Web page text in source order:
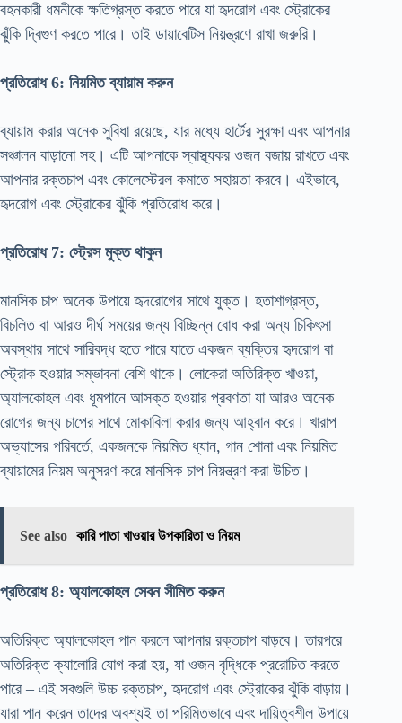
বহনকারী ধমনীকে ক্ষতিগ্রস্ত করতে পারে যা হৃদরোগ এবং স্ট্রোকের
ঝুঁকি দ্বিগুণ করতে পারে। তাই ডায়াবেটিস নিয়ন্ত্রণে রাখা জরুরি।
প্রতিরোধ 6: নিয়মিত ব্যায়াম করুন
ব্যায়াম করার অনেক সুবিধা রয়েছে, যার মধ্যে হার্টের সুরক্ষা এবং আপনার
সঞ্চালন বাড়ানো সহ। এটি আপনাকে স্বাস্থ্যকর ওজন বজায় রাখতে এবং
আপনার রক্তচাপ এবং কোলেস্টেরল কমাতে সহায়তা করবে। এইভাবে,
হৃদরোগ এবং স্ট্রোকের ঝুঁকি প্রতিরোধ করে।
প্রতিরোধ 7: স্ট্রেস মুক্ত থাকুন
মানসিক চাপ অনেক উপায়ে হৃদরোগের সাথে যুক্ত। হতাশাগ্রস্ত,
বিচলিত বা আরও দীর্ঘ সময়ের জন্য বিচ্ছিন্ন বোধ করা অন্য চিকিৎসা
অবস্থার সাথে সারিবদ্ধ হতে পারে যাতে একজন ব্যক্তির হৃদরোগ বা
স্ট্রোক হওয়ার সম্ভাবনা বেশি থাকে। লোকেরা অতিরিক্ত খাওয়া,
অ্যালকোহল এবং ধূমপানে আসক্ত হওয়ার প্রবণতা যা আরও অনেক
রোগের জন্য চাপের সাথে মোকাবিলা করার জন্য আহ্বান করে। খারাপ
অভ্যাসের পরিবর্তে, একজনকে নিয়মিত ধ্যান, গান শোনা এবং নিয়মিত
ব্যায়ামের নিয়ম অনুসরণ করে মানসিক চাপ নিয়ন্ত্রণ করা উচিত।
See also কারি পাতা খাওয়ার উপকারিতা ও নিয়ম
প্রতিরোধ 8: অ্যালকোহল সেবন সীমিত করুন
অতিরিক্ত অ্যালকোহল পান করলে আপনার রক্তচাপ বাড়বে। তারপরে
অতিরিক্ত ক্যালোরি যোগ করা হয়, যা ওজন বৃদ্ধিকে প্ররোচিত করতে
পারে – এই সবগুলি উচ্চ রক্তচাপ, হৃদরোগ এবং স্ট্রোকের ঝুঁকি বাড়ায়।
যারা পান করেন তাদের অবশ্যই তা পরিমিতভাবে এবং দায়িত্বশীল উপায়ে